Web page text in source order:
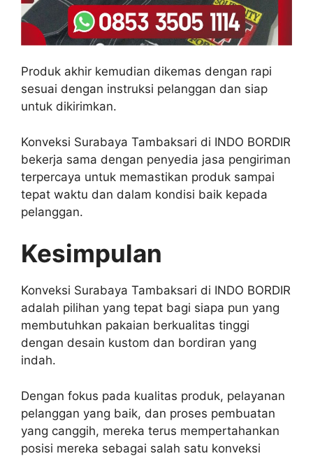
Produk akhir kemudian dikemas dengan rapi
sesuai dengan instruksi pelanggan dan siap
untuk dikirimkan.
Konveksi Surabaya Tambaksari di INDO BORDIR
bekerja sama dengan penyedia jasa pengiriman
terpercaya untuk memastikan produk sampai
tepat waktu dan dalam kondisi baik kepada
pelanggan.
Kesimpulan
Konveksi Surabaya Tambaksari di INDO BORDIR
adalah pilihan yang tepat bagi siapa pun yang
membutuhkan pakaian berkualitas tinggi
dengan desain kustom dan bordiran yang
indah.
Dengan fokus pada kualitas produk, pelayanan
pelanggan yang baik, dan proses pembuatan
yang canggih, mereka terus mempertahankan
posisi mereka sebagai salah satu konveksi